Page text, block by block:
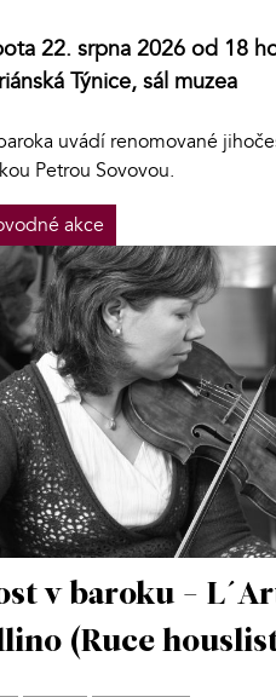
22. srpna 2026 od 18
Týnice, sál muzea
uvádí renomované
Petrou Sovovou.
akce
v baroku -
(Ruce